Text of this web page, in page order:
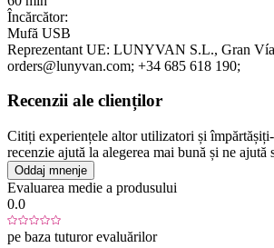
Încărcător:
Mufă USB
Reprezentant UE: LUNYVAN S.L., Gran
orders@lunyvan.com; +34 685 618 190;
Recenzii ale clienților
Citiți experiențele altor utilizatori și
recenzie ajută la alegerea mai bună și ne ajută
Oddaj mnenje
Evaluarea medie a produsului
0.0
pe baza tuturor evaluărilor